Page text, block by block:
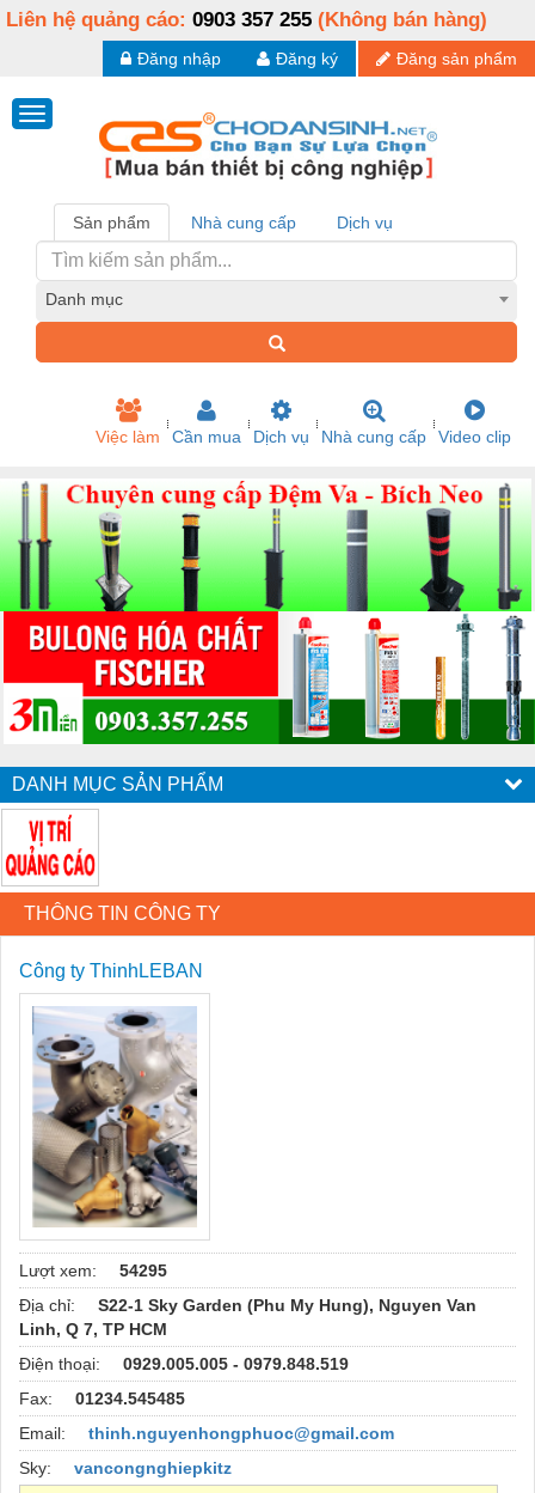
Liên hệ quảng cáo: 0903 357 255 (Không bán hàng)
Đăng sản phẩm
Đăng ký
Đăng nhập
Sản phẩm Nhà cung cấp Dịch vụ
Danh mục
Việc làm Cần mua Dịch vụ Nhà cung cấp Video clip
DANH MỤC SẢN PHẨM
THÔNG TIN CÔNG TY
Công ty ThinhLEBAN
Lượt xem:
54295
Địa chỉ:
S22-1 Sky Garden (Phu My Hung), Nguyen Van
Linh, Q 7, TP HCM
Điện thoại:
0929.005.005 - 0979.848.519
Fax:
01234.545485
Email:
thinh.nguyenhongphuoc@gmail.com
Sky:
vancongnghiepkitz